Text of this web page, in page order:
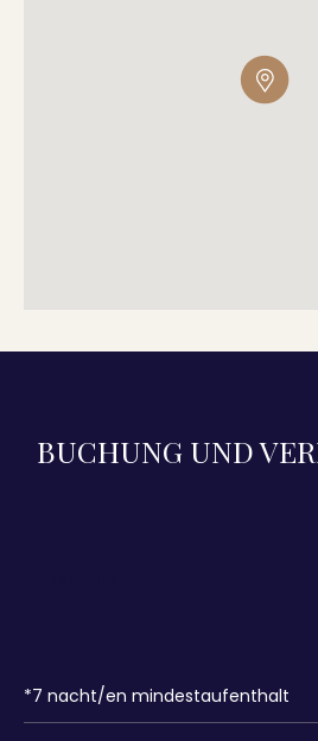
BUCHUNG UND
*7 nacht/en mindestaufenthalt